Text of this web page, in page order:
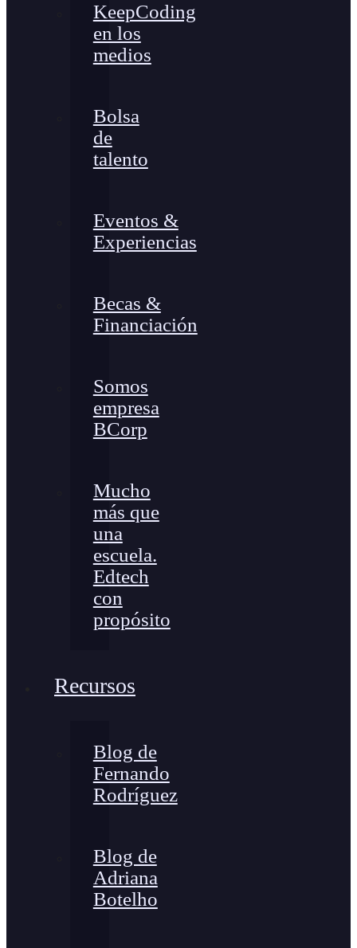
KeepCoding
en los
medios
Bolsa
de
talento
Eventos &
Experiencias
Becas &
Financiación
Somos
empresa
BCorp
Mucho
más que
una
escuela.
Edtech
con
propósito
Recursos
Blog de
Fernando
Rodríguez
Blog de
Adriana
Botelho